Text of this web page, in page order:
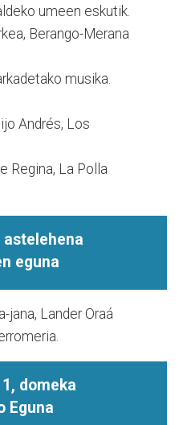
umeen eskutik.
Berango-Merana
musika.
Andrés, Los
Regina, La Polla
eguna
jana, Lander Oraá
domeka
Eguna